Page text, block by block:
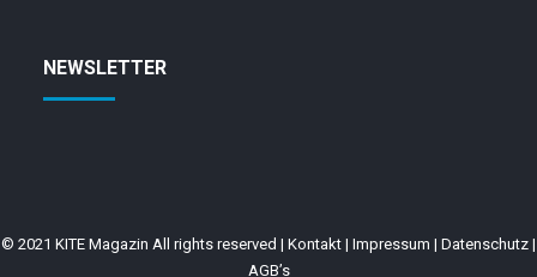
NEWSLETTER
© 2021 KITE Magazin All rights reserved | Kontakt | Impressum | Datenschutz |
AGB’s